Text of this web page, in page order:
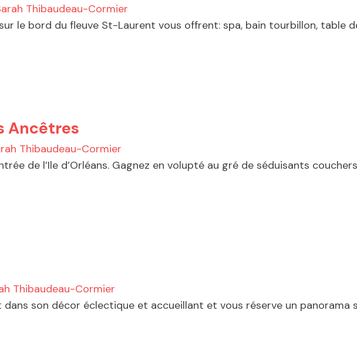
Thibaudeau-Cormier
le bord du fleuve St-Laurent vous offrent: spa, bain tourbillon, table
Ancêtres
Thibaudeau-Cormier
de l’Ile d’Orléans. Gagnez en volupté au gré de séduisants
Thibaudeau-Cormier
son décor éclectique et accueillant et vous réserve un panorama